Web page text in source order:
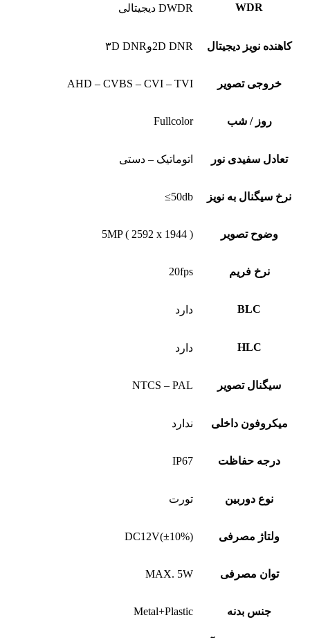
WDR DWDR دیجیتالی
کاهنده نویز دیجیتال 2D DNRو۳D DNR
خروجی تصویر AHD – CVBS – CVI – TVI
روز / شب Fullcolor
تعادل سفیدی نور اتوماتیک – دستی
نرخ سیگنال به نویز 50db≥
وضوح تصویر 5MP ( 2592 x 1944 )
نرخ فریم 20fps
BLC دارد
HLC دارد
سیگنال تصویر NTCS – PAL
میکروفون داخلی ندارد
درجه حفاظت IP67
نوع دوربین تورت
ولتاژ مصرفی DC12V(±10%)
توان مصرفی MAX. 5W
جنس بدنه Metal+Plastic